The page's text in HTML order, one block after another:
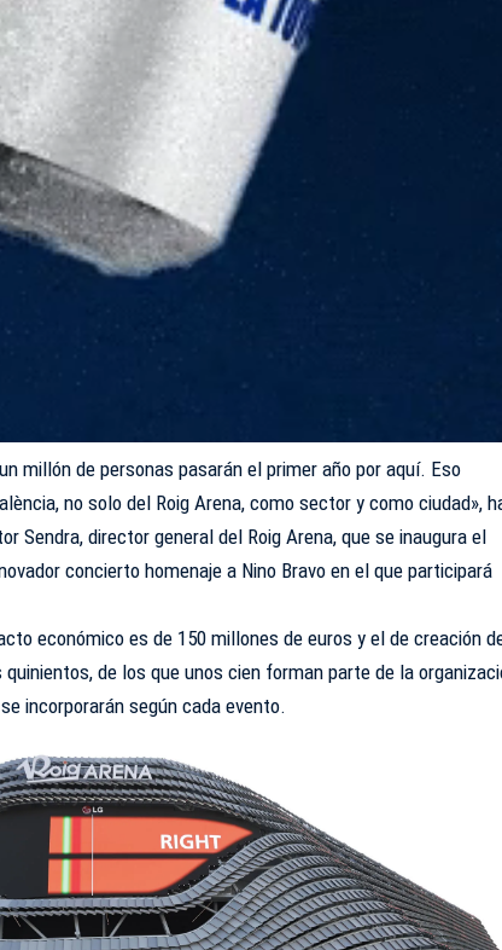
millón de personas pasarán el primer año por aquí. Eso
no solo del Roig Arena, como sector y como ciudad»,
Sendra, director general del Roig Arena, que se inaugura el
concierto homenaje a Nino Bravo en el que participará
económico es de 150 millones de euros y el de creación
de los que unos cien forman parte de la
incorporarán según cada evento.